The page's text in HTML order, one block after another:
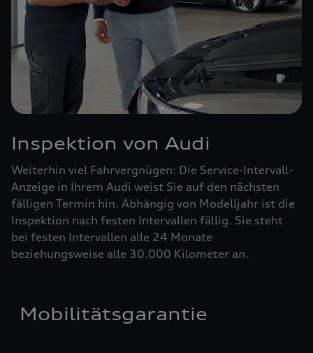
Inspektion von Audi
Weiterhin viel Fahrvergnügen: Die Service-Intervall-
Anzeige in Ihrem Audi weist Sie auf den nächsten
fälligen Termin hin. Abhängig von Modelljahr ist die
Inspektion nach festen Intervallen fällig. Sie steht
bei festen Intervallen alle 24 Monate
beziehungsweise alle 30.000 Kilometer an.
Mobilitätsgarantie